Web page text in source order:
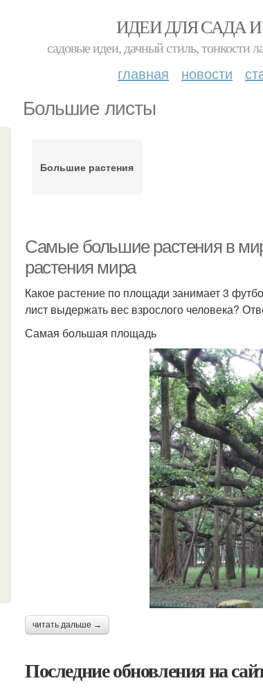
ИДЕИ ДЛЯ САДА
садовые идеи, дачный стиль, тонкости
главная новости
Большие листы
Большие растения
Самые большие растения в
растения мира
Какое растение по площади занимает 3
лист выдержать вес взрослого человека?
Самая большая площадь
читать дальше →
Последние обновления на